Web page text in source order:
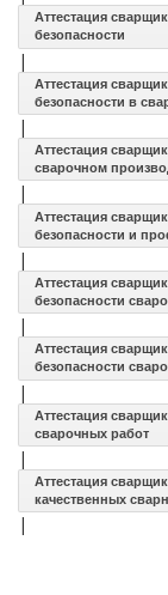
Аттестация
безопасности
|
Аттестация
безопасности в
|
Аттестация
сварочном
|
Аттестация
безопасности и
|
Аттестация
безопасности
|
Аттестация
безопасности
|
Аттестация
сварочных работ
|
Аттестация
качественных
|